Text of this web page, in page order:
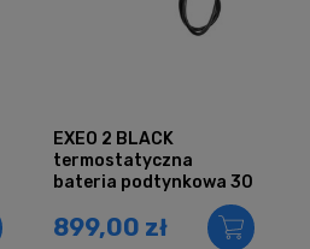
EXEO 2 BLACK
termostatyczna
bateria podtynkowa 30
899,00 zł